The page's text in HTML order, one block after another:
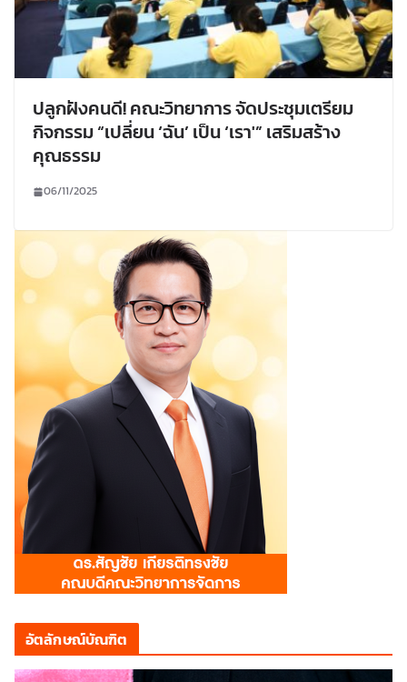
ปลูกฝังคนดี! คณะวิทยาการ จัดประชุมเตรียม
กิจกรรม “เปลี่ยน ‘ฉัน’ เป็น ‘เรา'” เสริมสร้าง
คุณธรรม
06/11/2025
อัตลักษณ์บัณฑิต